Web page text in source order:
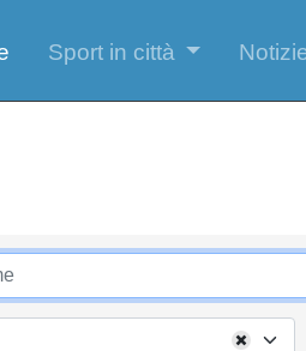
Sport in città
ricerca